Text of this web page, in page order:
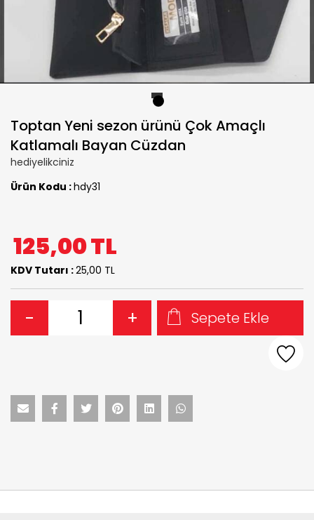
Toptan Yeni sezon ürünü Çok Amaçlı
Katlamalı Bayan Cüzdan
hediyelikciniz
Ürün Kodu :hdy31
125,00TL
KDV Tutarı :25,00 TL
- + Sepete Ekle